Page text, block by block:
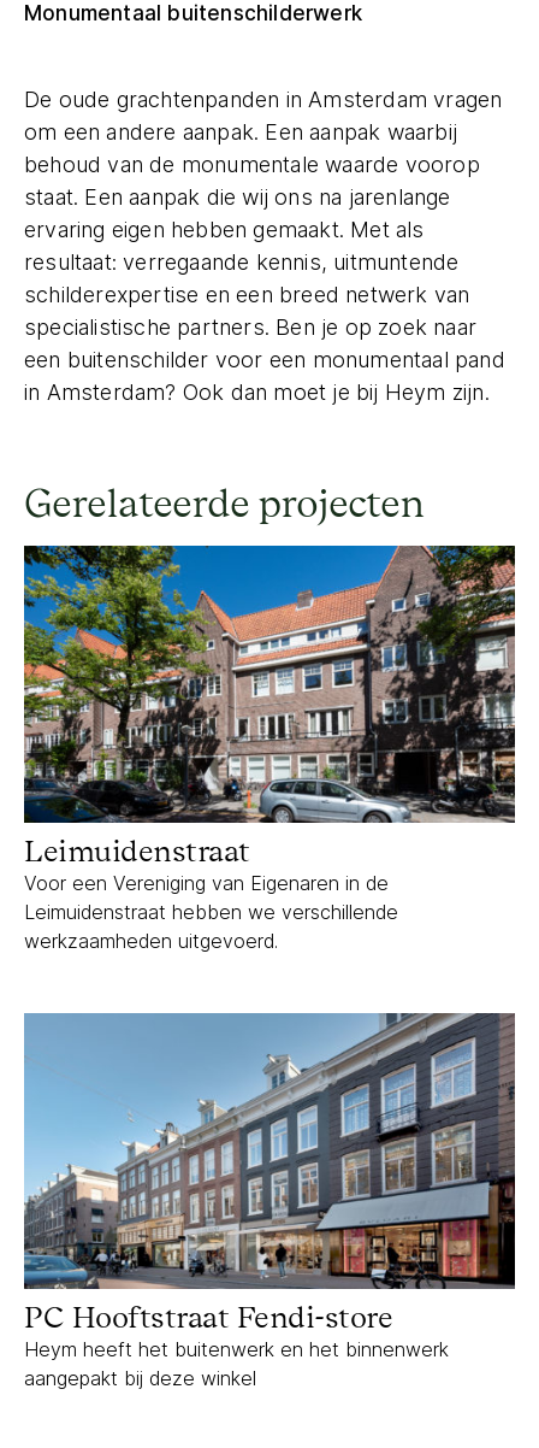
Monumentaal buitenschilderwerk
De oude grachtenpanden in Amsterdam vragen
om een andere aanpak. Een aanpak waarbij
behoud van de monumentale waarde voorop
staat. Een aanpak die wij ons na jarenlange
ervaring eigen hebben gemaakt. Met als
resultaat: verregaande kennis, uitmuntende
schilderexpertise en een breed netwerk van
specialistische partners. Ben je op zoek naar
een buitenschilder voor een monumentaal pand
in Amsterdam? Ook dan moet je bij Heym zijn.
Gerelateerde projecten
Leimuidenstraat
Leimuidenstraat
Voor een Vereniging van Eigenaren in de
Leimuidenstraat hebben we verschillende
werkzaamheden uitgevoerd.
PC Hooftstraat Fendi-store
Heym heeft het buitenwerk en het binnenwerk
aangepakt bij deze winkel